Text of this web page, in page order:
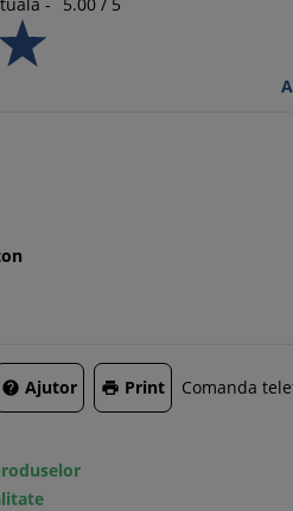
 Ajutor  Print Comanda